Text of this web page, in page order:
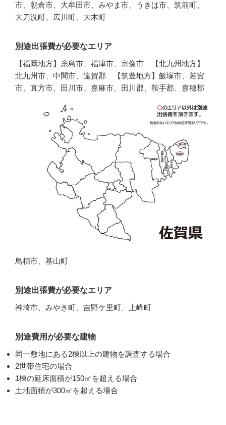
市、朝倉市、大牟田市、みやま市、うきは市、筑前町、
大刀洗町、広川町、大木町
別途出張費が必要なエリア
【福岡地方】糸島市、福津市、宗像市 【北九州地方】
北九州市、中間市、遠賀郡 【筑豊地方】飯塚市、若宮
市、直方市、田川市、嘉麻市、田川郡、鞍手郡、嘉穂郡
鳥栖市、基山町
別途出張費が必要なエリア
神埼市、みやき町、吉野ケ里町、上峰町
別途費用が必要な建物
同一敷地にある2棟以上の建物を調査する場合
2世帯住宅の場合
1棟の延床面積が150㎡を超える場合
土地面積が300㎡を超える場合